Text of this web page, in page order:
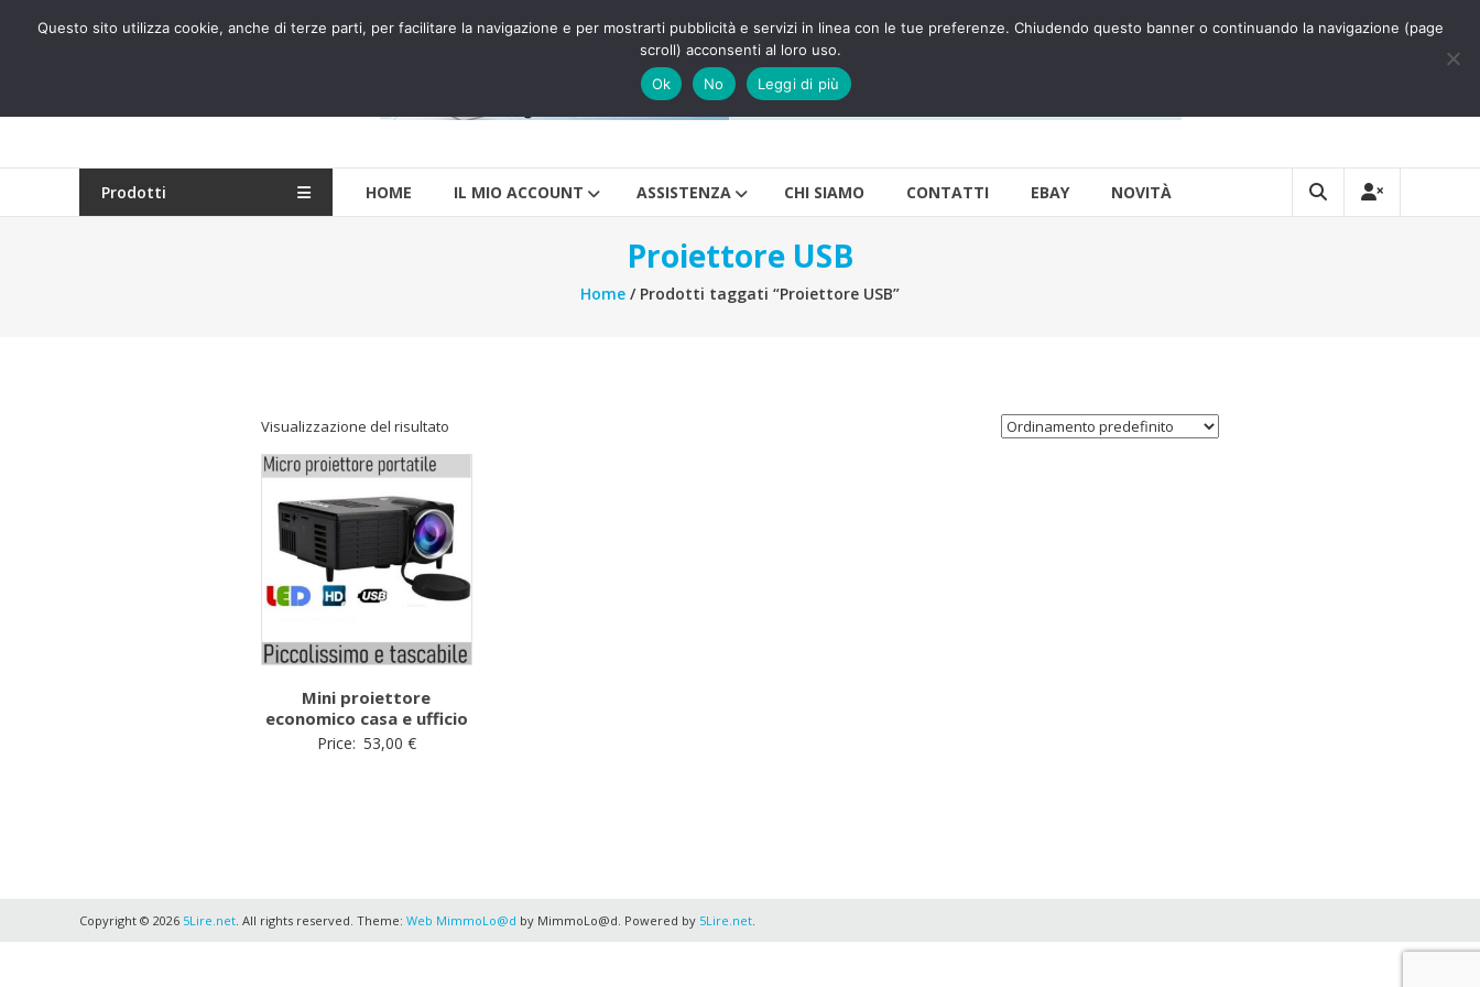
Prodotti HOME IL MIO ACCOUNT ASSISTENZA CHI SIAMO CONTATTI EBAY NOVITÀ
Proiettore USB
Home / Prodotti taggati “Proiettore USB”
Visualizzazione del risultato
Mini proiettore
economico casa e ufficio
Price: 53,00 €
Copyright © 2026 5Lire.net . All rights reserved. Theme: Web MimmoLo@d by MimmoLo@d. Powered by 5Lire.net
Questo sito utilizza cookie, anche di terze parti, per facilitare la navigazione e per mostrarti pubblicità e servizi in linea con le tue preferenze. Chiudendo questo banner o continuando la navigazione (page
scroll) acconsenti al loro uso.
Ok
No Leggi di più